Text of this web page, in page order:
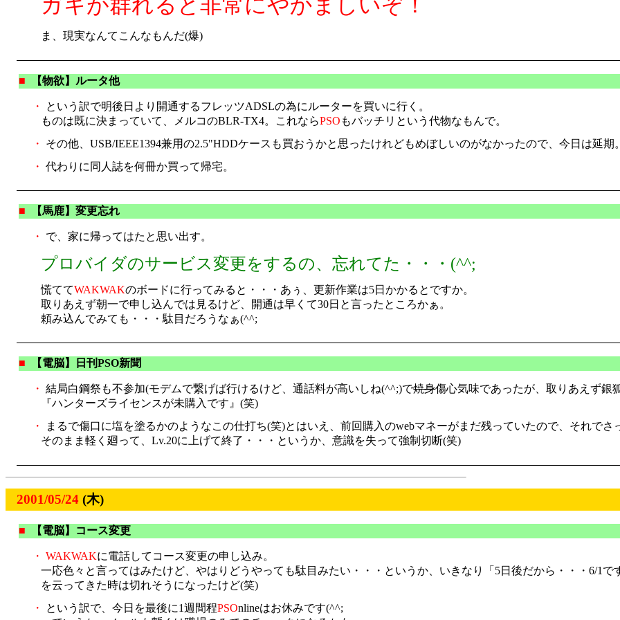
ガキが群れると非常にやかましいぞ！
ま、現実なんてこんなもんだ(爆)
■ 【物欲】ルータ他
・
という訳で明後日より開通するフレッツADSLの為にルーターを買いに行く。
ものは既に決まっていて、メルコのBLR-TX4。これならPSO もバッチリという代物なもんで。
・
その他、USB/IEEE1394兼用の2.5"HDDケースも買おうかと思ったけれどもめぼしいのがなかったので、今日は延期
・ 代わりに同人誌を何冊か買って帰宅。
■ 【馬鹿】変更忘れ
・ で、家に帰ってはたと思い出す。
プロバイダのサービス変更をするの、忘れてた・・・(^^;
慌ててWAKWAKのボードに行ってみると・・・あぅ、更新作業は5日かかるとですか。
取りあえず朝一で申し込んでは見るけど、開通は早くて30日と言ったところかぁ。
頼み込んでみても・・・駄目だろうなぁ(^^;
■ 【電脳】日刊PSO新聞
・ 結局白鋼祭も不参加(モデムで繋げば行けるけど、通話料が高いしね(^^;)で焼身傷心気味であったが、取りあえず銀
『ハンターズライセンスが未購入です』(笑)
・
まるで傷口に塩を塗るかのようなこの仕打ち(笑)とはいえ、前回購入のwebマネーがまだ残っていたので、それでさ
そのまま軽く廻って、Lv.20に上げて終了・・・というか、意識を失って強制切断(笑)
2001/05/24 (木)
■ 【電脳】コース変更
・ WAKWAKに電話してコース変更の申し込み。
一応色々と言ってはみたけど、やはりどうやっても駄目みたい・・・というか、いきなり「5日後だから・・・6/1
を云ってきた時は切れそうになったけど(笑)
・
という訳で、今日を最後に1週間程PSOnlineはお休みです(^^;